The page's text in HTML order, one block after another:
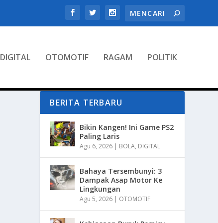
DIGITAL OTOMOTIF RAGAM POLITIK
BERITA TERBARU
Bikin Kangen! Ini Game PS2
Paling Laris
Agu 6, 2026 | BOLA, DIGITAL
Bahaya Tersembunyi: 3
Dampak Asap Motor Ke
Lingkungan
Agu 5, 2026 | OTOMOTIF